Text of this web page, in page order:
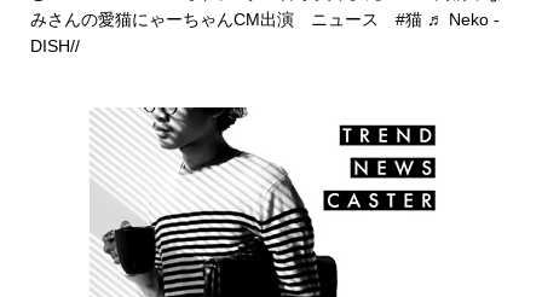
みさんの愛猫にゃーちゃんCM出演 ニュース #猫 ♬ Neko -
DISH//